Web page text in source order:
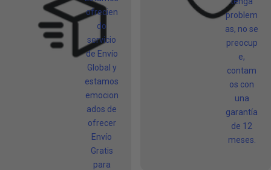
ofrecien
do
servicio
de Envío
Global y
estamos
emocion
ados de
ofrecer
Envío
Gratis
para
problem
as, no se
preocup
e,
contam
os con
una
garantía
de 12
meses.